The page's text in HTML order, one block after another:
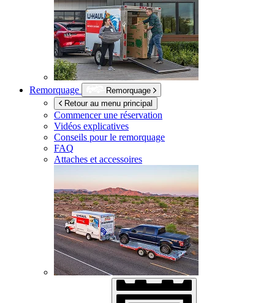
Remorquage
Remorquage
Retour au menu principal
Commencer une réservation
Vidéos explicatives
Conseils pour le remorquage
FAQ
Attaches et accessoires